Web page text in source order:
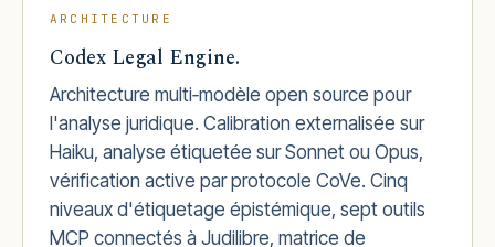
ARCHITECTURE
Codex Legal Engine.
Architecture multi‑modèle open source pour
l'analyse juridique. Calibration externalisée sur
Haiku, analyse étiquetée sur Sonnet ou Opus,
vérification active par protocole CoVe. Cinq
niveaux d'étiquetage épistémique, sept outils
MCP connectés à Judilibre, matrice de